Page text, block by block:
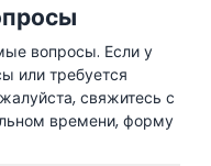
вопросы. Если у
или требуется
свяжитесь с
времени, форму